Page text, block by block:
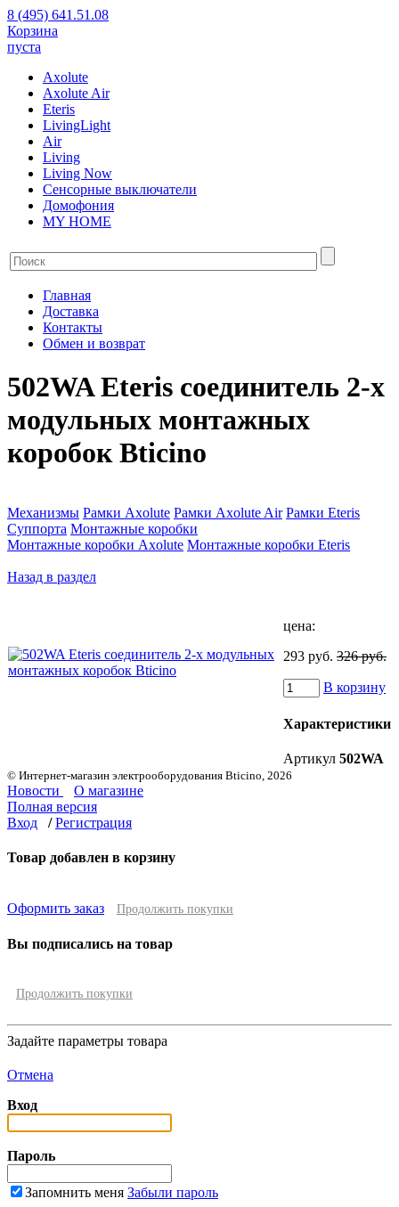
8 (495) 641.51.08
Корзина
пуста
Axolute
Axolute Air
Eteris
LivingLight
Air
Living
Living Now
Сенсорные выключатели
Домофония
MY HOME
Главная
Доставка
Контакты
Обмен и возврат
502WA Eteris соединитель 2-х
модульных монтажных
коробок Bticino
Механизмы Рамки Axolute Рамки Axolute Air Рамки Eteris
Суппорта Монтажные коробки
Монтажные коробки Axolute Монтажные коробки Eteris
Назад в раздел
цена:
293 руб. 326 руб.
В корзину
Характеристики
Артикул 502WA
© Интернет-магазин электрооборудования Bticino, 2026
Новости
О магазине
Полная версия
Вход
/ Регистрация
Товар добавлен в корзину
Оформить заказ Продолжить покупки
Вы подписались на товар
Продолжить покупки
Задайте параметры товара
Отмена
Вход
Пароль
Запомнить меня Забыли пароль